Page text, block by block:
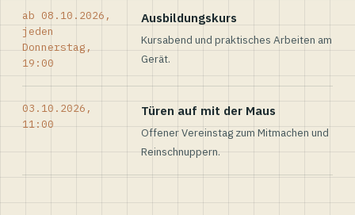
ab 08.10.2026,
jeden
Donnerstag,
19:00
Ausbildungskurs
Kursabend und praktisches Arbeiten am
Gerät.
03.10.2026,
11:00
Türen auf mit der Maus
Offener Vereinstag zum Mitmachen und
Reinschnuppern.